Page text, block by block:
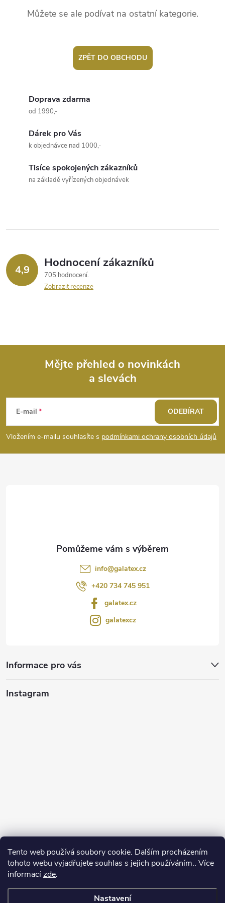
Tento web používá soubory cookie. Dalším procházením
tohoto webu vyjadřujete souhlas s jejich používáním.. Více
informacízde.
Nastavení
Můžete se ale podívat na ostatní kategorie.
ZPĚT DO OBCHODU
Doprava zdarma
od 1990,-
Dárek pro Vás
k objednávce nad 1000,-
Tisíce spokojených zákazníků
na základě vyřízených objednávek
4,9 Hodnocení zákazníků
705 hodnocení
Zobrazit recenze
p
a
Mějte přehled o novinkách
a slevách
E-mail
Vložením e-mailu souhlasíte s podmínkami ochrany osobních údajů
ODEBÍRAT
info@galatex.cz
+420 734 745 951
galatex.cz
galatexcz
Informace pro vás
Instagram
Sledovat na Instagramu